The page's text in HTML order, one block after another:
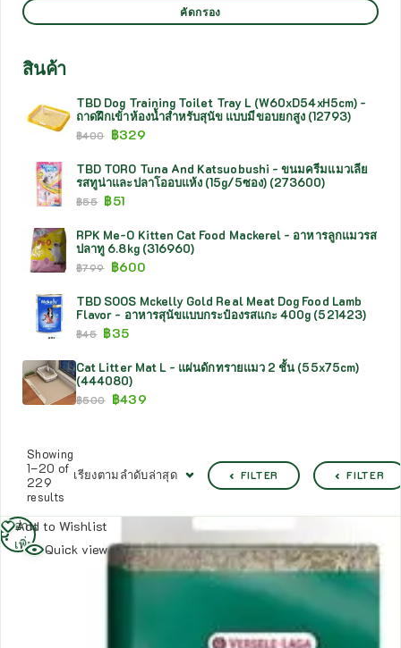
คัดกรอง
สินค้า
TBD Dog Training Toilet Tray L (W60xD54xH5cm) -
ถาดฝึกเข้าห้องน้ำสำหรับสุนัข แบบมีขอบยกสูง (12793)
฿400 ฿329
TBD TORO Tuna And Katsuobushi - ขนมครีมแมวเลีย
รสทูน่าและปลาโออบแห้ง (15g/5ซอง) (273600)
฿55 ฿51
RPK Me-O Kitten Cat Food Mackerel - อาหารลูกแมวรส
ปลาทู 6.8kg (316960)
฿799 ฿600
TBD SOOS Mckelly Gold Real Meat Dog Food Lamb
Flavor - อาหารสุนัขแบบกระป๋องรสแกะ 400g (521423)
฿45 ฿35
Cat Litter Mat L - แผ่นดักทรายแมว 2 ชั้น (55x75cm)
(444080)
฿500 ฿439
Showing
1–20 of
229
results
เรียงตามลำดับล่าสุด FILTER FILTER
Add to Wishlist
Quick view
อ่าน
เพิ่ม